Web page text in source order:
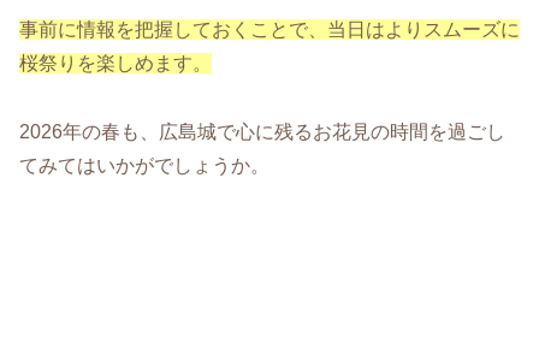
事前に情報を把握しておくことで、当日はよりスムーズに
桜祭りを楽しめます。
2026年の春も、広島城で心に残るお花見の時間を過ごし
てみてはいかがでしょうか。